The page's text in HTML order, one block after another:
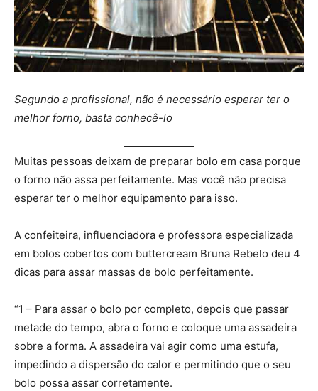
Segundo a profissional, não é necessário esperar ter o
melhor forno, basta conhecê-lo
Muitas pessoas deixam de preparar bolo em casa porque
o forno não assa perfeitamente. Mas você não precisa
esperar ter o melhor equipamento para isso.
A confeiteira, influenciadora e professora especializada
em bolos cobertos com buttercream Bruna Rebelo deu 4
dicas para assar massas de bolo perfeitamente.
“1 – Para assar o bolo por completo, depois que passar
metade do tempo, abra o forno e coloque uma assadeira
sobre a forma. A assadeira vai agir como uma estufa,
impedindo a dispersão do calor e permitindo que o seu
bolo possa assar corretamente.